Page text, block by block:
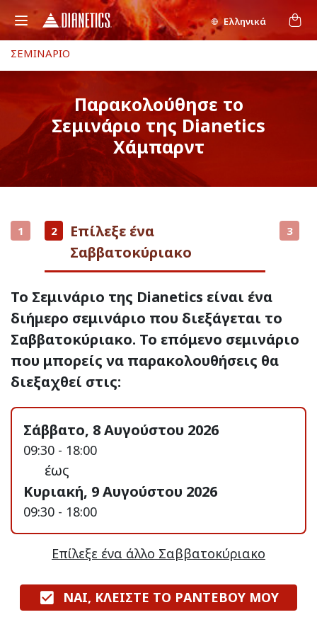
Ελληνικά
ΣΕΜΙΝΑΡΙΟ
Παρακολούθησε το
Σεμινάριο της Dianetics
Χάμπαρντ
1 2
Επίλεξε ένα
Σαββατοκύριακο
3
Το Σεμινάριο της Dianetics είναι ένα
διήμερο σεμινάριο που διεξάγεται το
Σαββατοκύριακο. Το επόμενο σεμινάριο
που μπορείς να παρακολουθήσεις θα
διεξαχθεί στις:
Σάββατο, 8 Αυγούστου 2026
09:30 - 18:00
έως
Κυριακή, 9 Αυγούστου 2026
09:30 - 18:00
Επίλεξε ένα άλλο Σαββατοκύριακο
ΝΑΙ, ΚΛΕΙΣΤΕ ΤΟ ΡΑΝΤΕΒΟΥ ΜΟΥ